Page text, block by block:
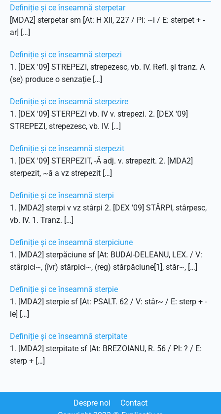
Definiție și ce înseamnă sterpetar
[MDA2] sterpetar sm [At: H XII, 227 / Pl: ~i / E: sterpet + -
ar] […]
Definiție și ce înseamnă sterpezi
1. [DEX '09] STREPEZI, strepezesc, vb. IV. Refl. și tranz. A
(se) produce o senzație […]
Definiție și ce înseamnă sterpezire
1. [DEX '09] STERPEZI vb. IV v. strepezi. 2. [DEX '09]
STREPEZI, strepezesc, vb. IV. […]
Definiție și ce înseamnă sterpezit
1. [DEX '09] STERPEZIT, -Ă adj. v. strepezit. 2. [MDA2]
sterpezit, ~ă a vz strepezit […]
Definiție și ce înseamnă sterpi
1. [MDA2] sterpi v vz stârpi 2. [DEX '09] STÂRPI, stârpesc,
vb. IV. 1. Tranz. […]
Definiție și ce înseamnă sterpiciune
1. [MDA2] sterpăciune sf [At: BUDAI-DELEANU, LEX. / V:
stârpici~, (îvr) stărpici~, (reg) stărpăciune[1], stăr~, […]
Definiție și ce înseamnă sterpie
1. [MDA2] sterpie sf [At: PSALT. 62 / V: stâr~ / E: sterp + -
ie] […]
Definiție și ce înseamnă sterpitate
1. [MDA2] sterpitate sf [At: BREZOIANU, R. 56 / Pl: ? / E:
sterp + […]
Despre noi
Contact